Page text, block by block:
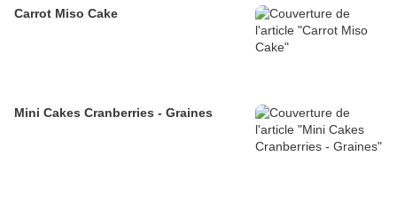
Carrot Miso Cake
Mini Cakes Cranberries - Graines